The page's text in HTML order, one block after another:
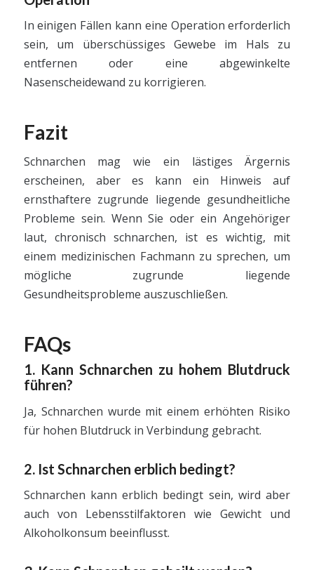
In einigen Fällen kann eine Operation erforderlich
sein, um überschüssiges Gewebe im Hals zu
entfernen oder eine abgewinkelte
Nasenscheidewand zu korrigieren.
Fazit
Schnarchen mag wie ein lästiges Ärgernis
erscheinen, aber es kann ein Hinweis auf
ernsthaftere zugrunde liegende gesundheitliche
Probleme sein. Wenn Sie oder ein Angehöriger
laut, chronisch schnarchen, ist es wichtig, mit
einem medizinischen Fachmann zu sprechen, um
mögliche zugrunde liegende
Gesundheitsprobleme auszuschließen.
FAQs
1. Kann Schnarchen zu hohem Blutdruck
führen?
Ja, Schnarchen wurde mit einem erhöhten Risiko
für hohen Blutdruck in Verbindung gebracht.
2. Ist Schnarchen erblich bedingt?
Schnarchen kann erblich bedingt sein, wird aber
auch von Lebensstilfaktoren wie Gewicht und
Alkoholkonsum beeinflusst.